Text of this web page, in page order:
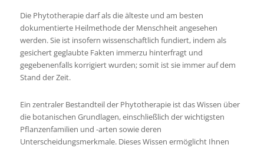
Die Phytotherapie darf als die älteste und am besten
dokumentierte Heilmethode der Menschheit angesehen
werden. Sie ist insofern wissenschaftlich fundiert, indem als
gesichert geglaubte Fakten immerzu hinterfragt und
gegebenenfalls korrigiert wurden; somit ist sie immer auf dem
Stand der Zeit.
Ein zentraler Bestandteil der Phytotherapie ist das Wissen über
die botanischen Grundlagen, einschließlich der wichtigsten
Pflanzenfamilien und -arten sowie deren
Unterscheidungsmerkmale. Dieses Wissen ermöglicht Ihnen